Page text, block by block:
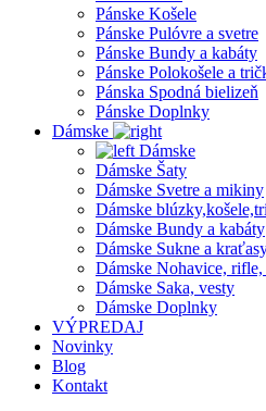
Pánske Košele
Pánske Pulóvre a svetre
Pánske Bundy a kabáty
Pánske Polokošele a
Pánska Spodná bielizeň
Pánske Doplnky
Dámske
Dámske
Dámske Šaty
Dámske Svetre a mikiny
Dámske
Dámske Bundy a kabáty
Dámske Sukne a
Dámske Nohavice,
Dámske Saka, vesty
Dámske Doplnky
VÝPREDAJ
Novinky
Blog
Kontakt